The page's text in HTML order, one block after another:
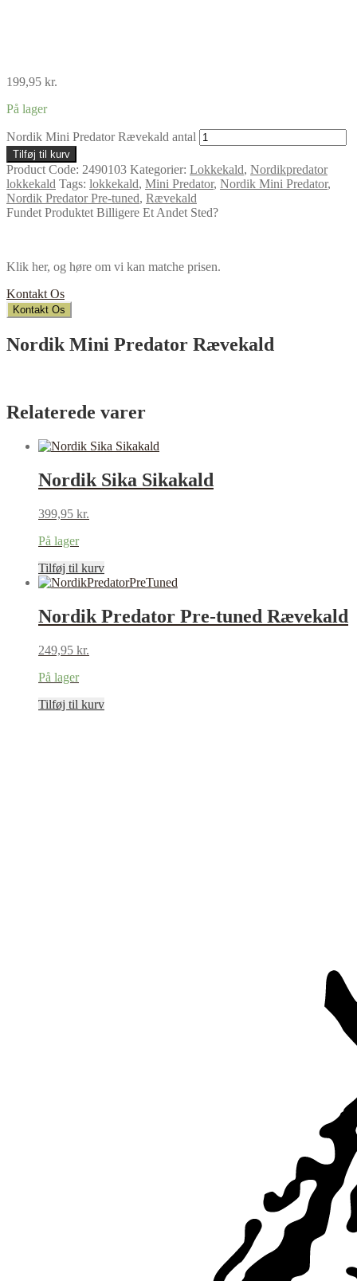
199,95 kr.
På lager
Nordik Mini Predator Rævekald antal
Tilføj til kurv
Product Code: 2490103 Kategorier: Lokkekald, Nordikpredator
lokkekald Tags: lokkekald, Mini Predator, Nordik Mini Predator,
Nordik Predator Pre-tuned, Rævekald
Fundet Produktet Billigere Et Andet Sted?
Klik her, og høre om vi kan matche prisen.
Kontakt Os
Kontakt Os
Nordik Mini Predator Rævekald
Relaterede varer
Nordik Sika Sikakald
399,95 kr.
På lager
Tilføj til kurv
Nordik Predator Pre-tuned Rævekald
249,95 kr.
På lager
Tilføj til kurv